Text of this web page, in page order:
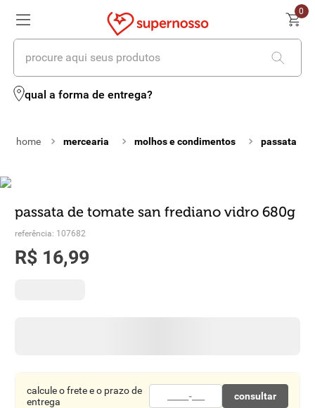
0
procure aqui seus produtos
qual a forma de entrega?
mercearia molhos e condimentos passata
passata de tomate san frediano vidro 680g
referência: 107682
R$ 16,99
calcule o frete e o prazo de
entrega
consultar
termos mais buscados
2º leite
iogurte
5º queijo
6º biscoito
10º chocolate